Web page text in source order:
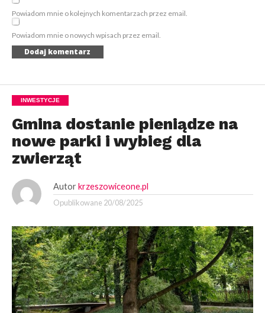
Powiadom mnie o kolejnych komentarzach przez email.
Powiadom mnie o nowych wpisach przez email.
INWESTYCJE
Gmina dostanie pieniądze na
nowe parki i wybieg dla
zwierząt
Autor krzeszowiceone.pl
Opublikowane 20/08/2025